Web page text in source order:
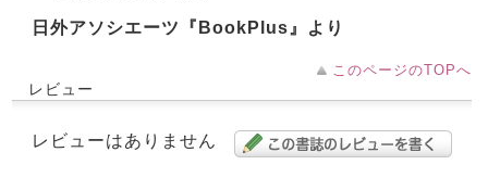
日外アソシエーツ『BookPlus』より
このページのTOPへ
レビュー
レビューはありません